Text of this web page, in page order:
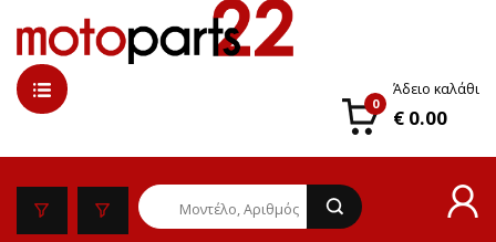
0
Άδειο καλάθι
€ 0.00